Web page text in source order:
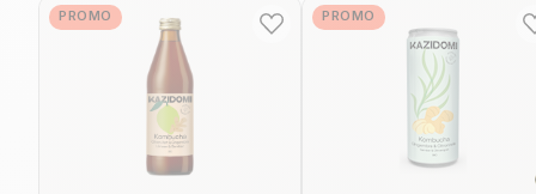
PROMO PROMO